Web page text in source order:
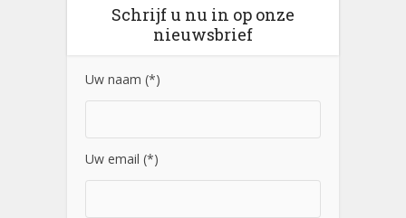
Schrijf u nu in op onze
nieuwsbrief
Uw naam (*)
Uw email (*)